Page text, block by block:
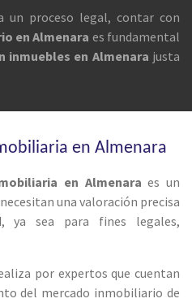
proceso legal, contar con
en Almenara es fundamental
inmuebles en Almenara justa
en Almenara
en Almenaraes un
una valoración precisa
ya sea para fines legales,
por expertos que cuentan
del mercado inmobiliario de